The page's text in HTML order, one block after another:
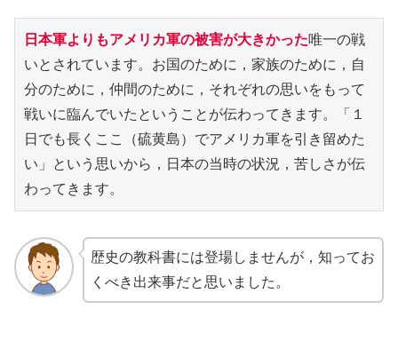
日本軍よりもアメリカ軍の被害が大きかった唯一の戦
いとされています。お国のために，家族のために，自
分のために，仲間のために，それぞれの思いをもって
戦いに臨んでいたということが伝わってきます。「１
日でも長くここ（硫黄島）でアメリカ軍を引き留めた
い」という思いから，日本の当時の状況，苦しさが伝
わってきます。
歴史の教科書には登場しませんが，知ってお
くべき出来事だと思いました。